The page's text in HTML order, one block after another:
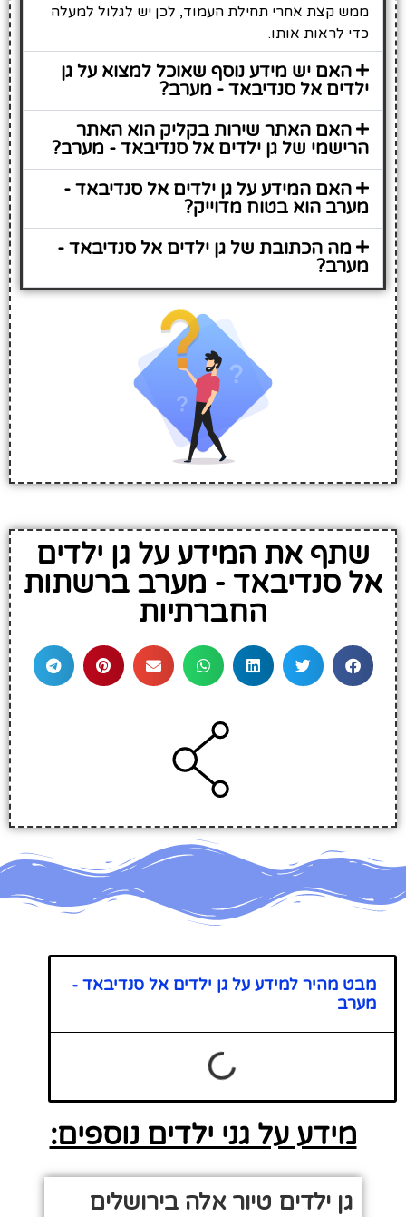
ממש קצת אחרי תחילת העמוד, לכן יש לגלול למעלה
כדי לראות אותו.
האם יש מידע נוסף שאוכל למצוא על גן
ילדים אל סנדיבאד - מערב?
האם האתר שירות בקליק הוא האתר
הרישמי של גן ילדים אל סנדיבאד - מערב?
האם המידע על גן ילדים אל סנדיבאד -
מערב הוא בטוח מדוייק?
מה הכתובת של גן ילדים אל סנדיבאד -
מערב?
שתף את המידע על גן ילדים
אל סנדיבאד - מערב ברשתות
החברתיות
מבט מהיר למידע על גן ילדים אל סנדיבאד -
מערב
מידע על גני ילדים נוספים:
גן ילדים טיור אלה בירושלים